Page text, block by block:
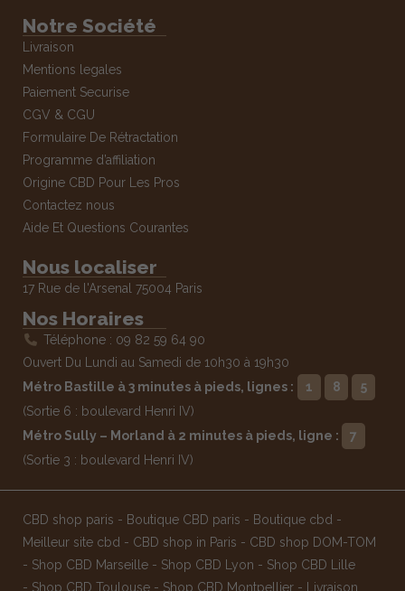
Notre Société
Livraison
Mentions legales
Paiement Securise
CGV & CGU
Formulaire De Rétractation
Programme d’affiliation
Origine CBD Pour Les Pros
Contactez nous
Aide Et Questions Courantes
Nous localiser
17 Rue de l'Arsenal 75004 Paris
Nos Horaires
Téléphone : 09 82 59 64 90
Ouvert Du Lundi au Samedi de 10h30 à 19h30
Métro Bastille à 3 minutes à pieds, lignes :
1 8
5
(Sortie 6 : boulevard Henri IV)
Métro Sully – Morland à 2 minutes à pieds, ligne :
7
(Sortie 3 : boulevard Henri IV)
CBD shop paris - Boutique CBD paris - Boutique cbd -
Meilleur site cbd - CBD shop in Paris - CBD shop DOM-TOM
- Shop CBD Marseille - Shop CBD Lyon - Shop CBD Lille
- Shop CBD Toulouse - Shop CBD Montpellier -
Livraison